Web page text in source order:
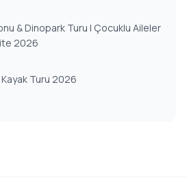
& Dinopark Turu | Çocuklu Aileler
2026
Kayak Turu 2026